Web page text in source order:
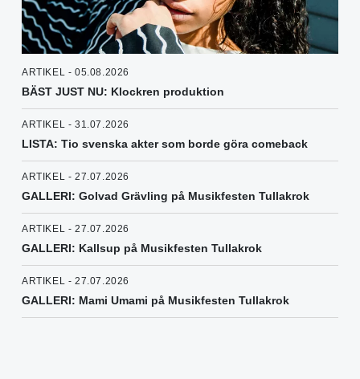
ARTIKEL - 05.08.2026
BÄST JUST NU: Klockren produktion
ARTIKEL - 31.07.2026
LISTA: Tio svenska akter som borde göra comeback
ARTIKEL - 27.07.2026
GALLERI: Golvad Grävling på Musikfesten Tullakrok
ARTIKEL - 27.07.2026
GALLERI: Kallsup på Musikfesten Tullakrok
ARTIKEL - 27.07.2026
GALLERI: Mami Umami på Musikfesten Tullakrok